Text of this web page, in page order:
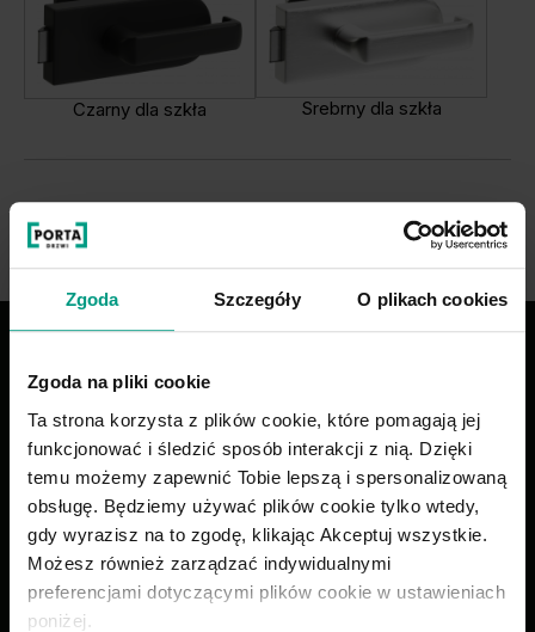
Zgoda Szczegóły O plikach cookies
Zgoda na pliki cookie
Ta strona korzysta z plików cookie, które pomagają jej
funkcjonować i śledzić sposób interakcji z nią. Dzięki
temu możemy zapewnić Tobie lepszą i spersonalizowaną
obsługę. Będziemy używać plików cookie tylko wtedy,
gdy wyrazisz na to zgodę, klikając Akceptuj wszystkie.
Możesz również zarządzać indywidualnymi
preferencjami dotyczącymi plików cookie w ustawieniach
poniżej.
Czarny dla szkła Srebrny dla szkła
zaprojektowane
ZADZWOŃ
585 858 056
Wybierz swoje drzwi